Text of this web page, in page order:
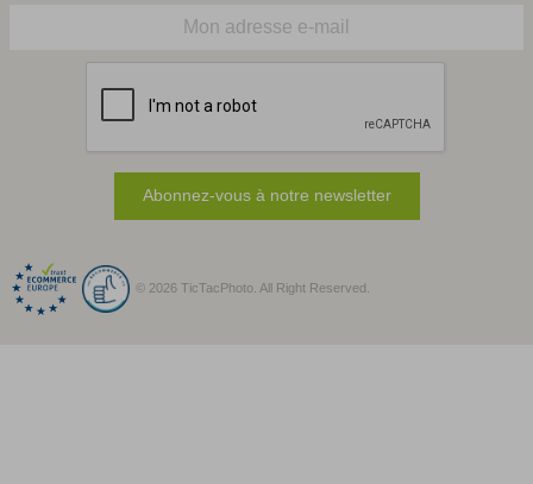
Abonnez-vous à notre newsletter
© 2026 TicTacPhoto. All Right Reserved.